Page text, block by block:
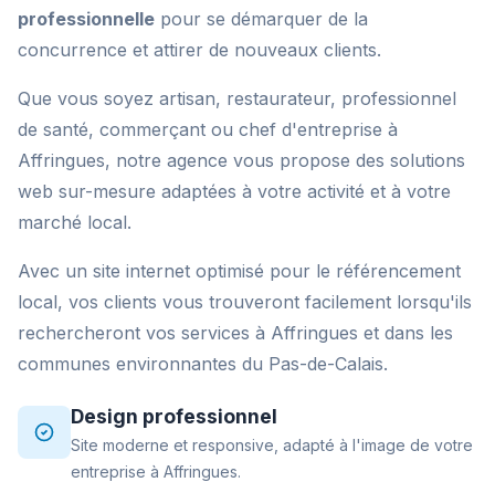
professionnelle pour se démarquer de la
concurrence et attirer de nouveaux clients.
Que vous soyez artisan, restaurateur, professionnel
de santé, commerçant ou chef d'entreprise à
Affringues, notre agence vous propose des solutions
web sur-mesure adaptées à votre activité et à votre
marché local.
Avec un site internet optimisé pour le référencement
local, vos clients vous trouveront facilement lorsqu'ils
rechercheront vos services à Affringues et dans les
communes environnantes du Pas-de-Calais.
Design professionnel
Site moderne et responsive, adapté à l'image de votre
entreprise à Affringues.